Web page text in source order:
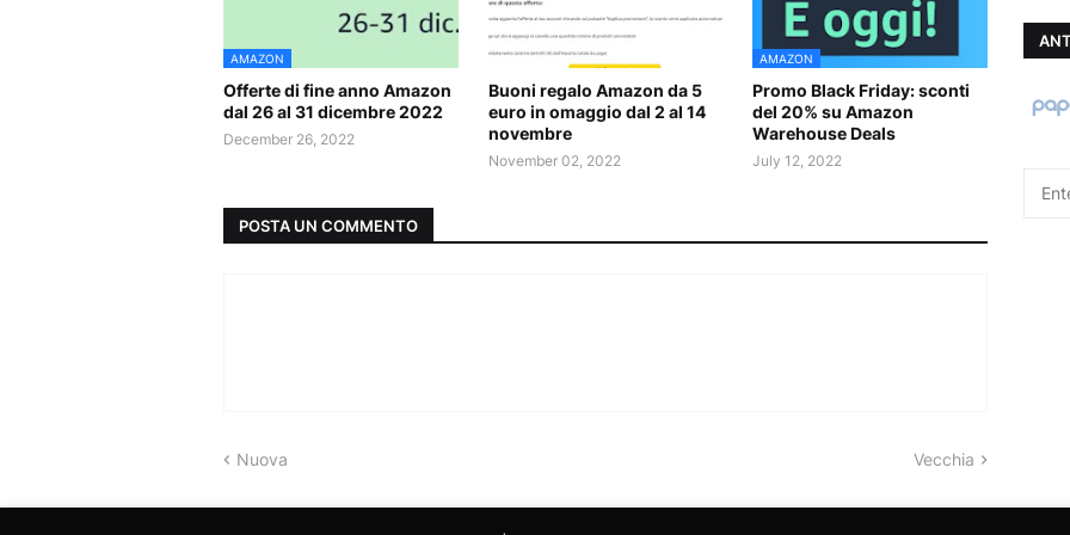
AMAZON
Offerte di fine anno Amazon
dal 26 al 31 dicembre 2022
December 26, 2022
Buoni regalo Amazon da 5
euro in omaggio dal 2 al 14
novembre
November 02, 2022
AMAZON
Promo Black Friday: sconti
del 20% su Amazon
Warehouse Deals
July 12, 2022
POSTA UN COMMENTO
Nuova Vecchia